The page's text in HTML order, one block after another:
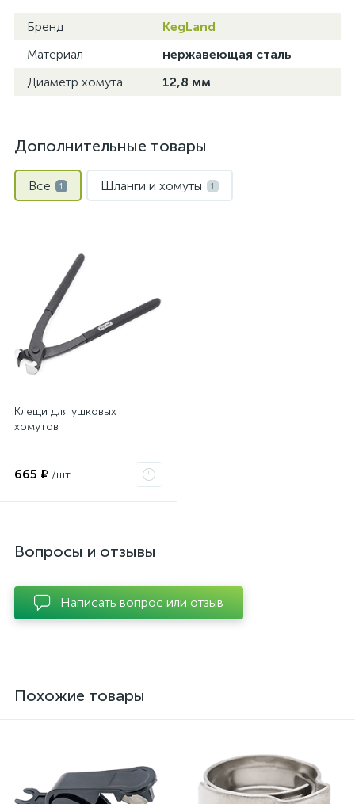
Бренд
KegLand
Материал
нержавеющая сталь
Диаметр хомута
12,8 мм
Дополнительные товары
Все 1 Шланги и хомуты 1
Клещи для ушковых
хомутов
665 ₽ /шт.
Вопросы и отзывы
Написать вопрос или отзыв
Похожие товары